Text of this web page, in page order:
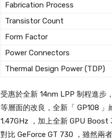
Fabrication Process
Transistor Count
Form Factor
Power Connectors
Thermal Design Power (TDP)
受惠於全新 14nm LPP 制程進步
等層面的改良，全新「 GP108
1.47GHz ，加上全新 GPU Boost
對比 GeForce GT 730 ，雖然兩